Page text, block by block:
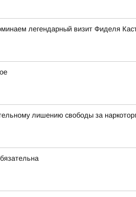
легендарный визит Фиделя
лишению свободы за